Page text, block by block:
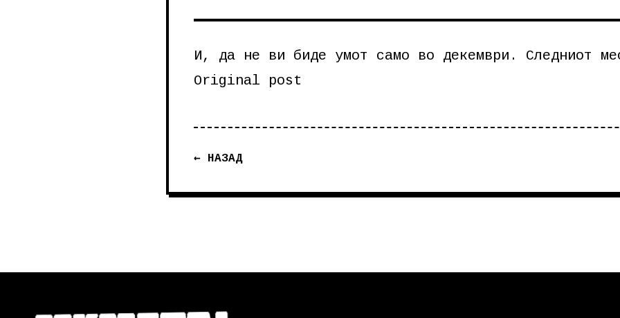
И, да не ви биде умот само во декември. Следниот
Original post
← НАЗАД